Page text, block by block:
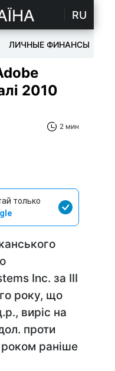
RU
ЛИЧНЫЕ ФИНАНСЫ
2010
2 мин
только
Inc. за III
року, що
виріс на
проти
роком раніше